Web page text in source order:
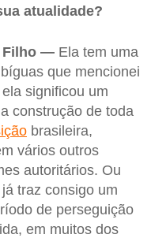
atualidade?
Filho — Ela tem uma
que mencionei
significou um
construção de toda
brasileira,
vários outros
autoritários. Ou
já traz consigo um
de perseguição
em muitos dos